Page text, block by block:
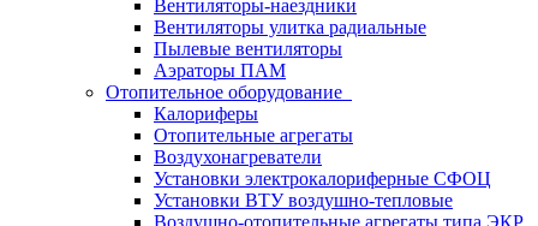
Вентиляторы-наездники
Вентиляторы улитка радиальные
Пылевые вентиляторы
Аэраторы ПАМ
Отопительное оборудование
Калориферы
Отопительные агрегаты
Воздухонагреватели
Установки электрокалориферные СФОЦ
Установки ВТУ воздушно-тепловые
Воздушно-отопительные агрегаты типа ЭКР